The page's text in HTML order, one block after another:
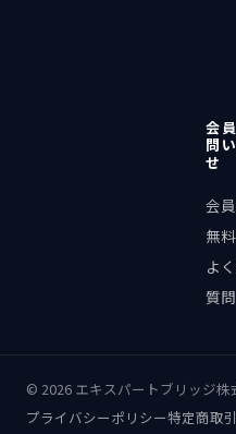
会
問
せ
会
無
よ
質問
© 2026 エキスパートブリッジ
プライバシーポリシー特定商取